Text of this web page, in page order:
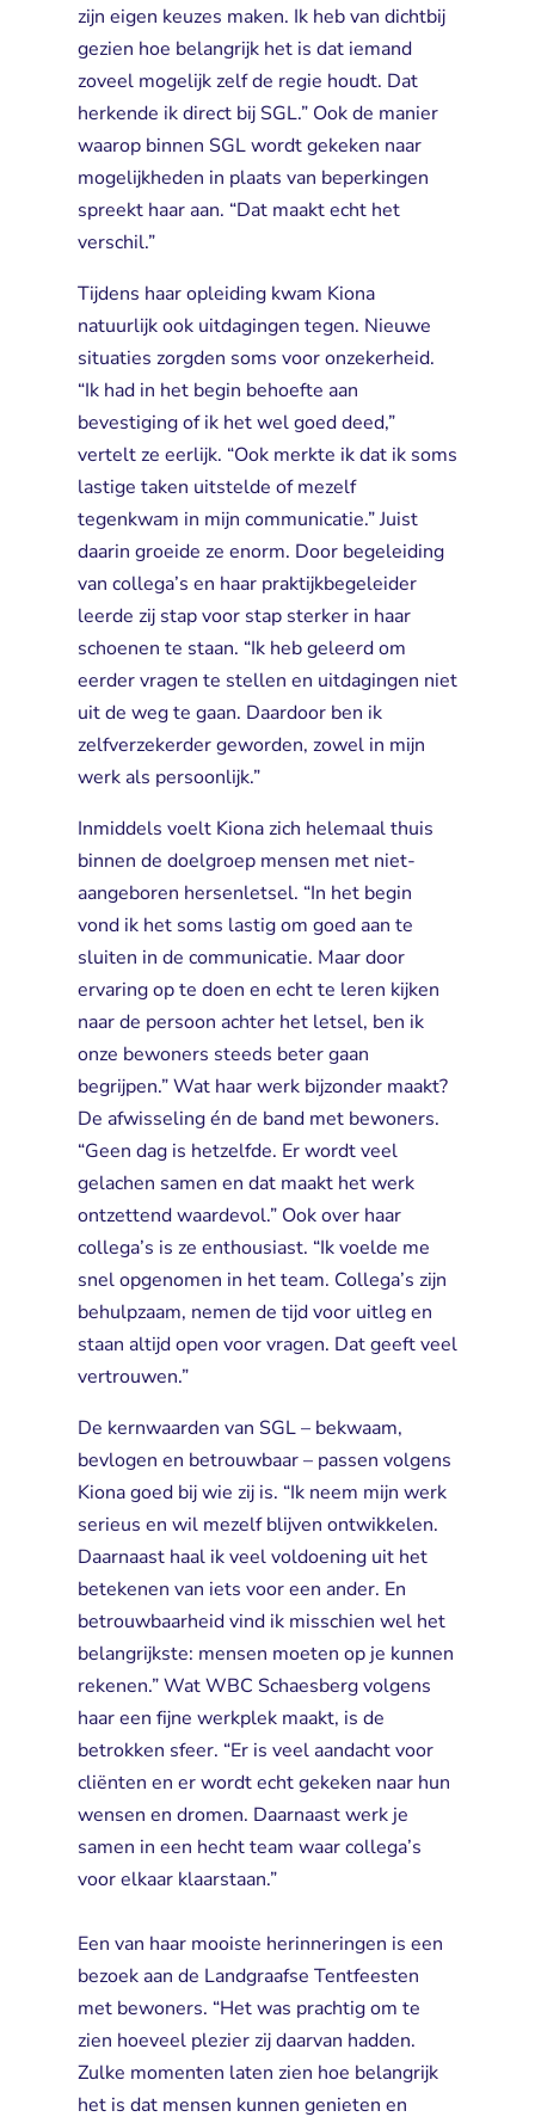
zijn eigen keuzes maken. Ik heb van dichtbij
gezien hoe belangrijk het is dat iemand
zoveel mogelijk zelf de regie houdt. Dat
herkende ik direct bij SGL.” Ook de manier
waarop binnen SGL wordt gekeken naar
mogelijkheden in plaats van beperkingen
spreekt haar aan. “Dat maakt echt het
verschil.”
Tijdens haar opleiding kwam Kiona
natuurlijk ook uitdagingen tegen. Nieuwe
situaties zorgden soms voor onzekerheid.
“Ik had in het begin behoefte aan
bevestiging of ik het wel goed deed,”
vertelt ze eerlijk. “Ook merkte ik dat ik soms
lastige taken uitstelde of mezelf
tegenkwam in mijn communicatie.” Juist
daarin groeide ze enorm. Door begeleiding
van collega’s en haar praktijkbegeleider
leerde zij stap voor stap sterker in haar
schoenen te staan. “Ik heb geleerd om
eerder vragen te stellen en uitdagingen niet
uit de weg te gaan. Daardoor ben ik
zelfverzekerder geworden, zowel in mijn
werk als persoonlijk.”
Inmiddels voelt Kiona zich helemaal thuis
binnen de doelgroep mensen met niet-
aangeboren hersenletsel. “In het begin
vond ik het soms lastig om goed aan te
sluiten in de communicatie. Maar door
ervaring op te doen en echt te leren kijken
naar de persoon achter het letsel, ben ik
onze bewoners steeds beter gaan
begrijpen.” Wat haar werk bijzonder maakt?
De afwisseling én de band met bewoners.
“Geen dag is hetzelfde. Er wordt veel
gelachen samen en dat maakt het werk
ontzettend waardevol.” Ook over haar
collega’s is ze enthousiast. “Ik voelde me
snel opgenomen in het team. Collega’s zijn
behulpzaam, nemen de tijd voor uitleg en
staan altijd open voor vragen. Dat geeft veel
vertrouwen.”
De kernwaarden van SGL – bekwaam,
bevlogen en betrouwbaar – passen volgens
Kiona goed bij wie zij is. “Ik neem mijn werk
serieus en wil mezelf blijven ontwikkelen.
Daarnaast haal ik veel voldoening uit het
betekenen van iets voor een ander. En
betrouwbaarheid vind ik misschien wel het
belangrijkste: mensen moeten op je kunnen
rekenen.” Wat WBC Schaesberg volgens
haar een fijne werkplek maakt, is de
betrokken sfeer. “Er is veel aandacht voor
cliënten en er wordt echt gekeken naar hun
wensen en dromen. Daarnaast werk je
samen in een hecht team waar collega’s
voor elkaar klaarstaan.”
Een van haar mooiste herinneringen is een
bezoek aan de Landgraafse Tentfeesten
met bewoners. “Het was prachtig om te
zien hoeveel plezier zij daarvan hadden.
Zulke momenten laten zien hoe belangrijk
het is dat mensen kunnen genieten en